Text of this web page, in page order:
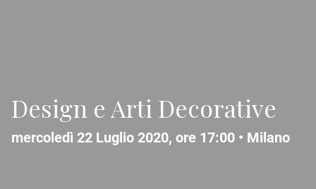
Design e Arti Decorative
mercoledì 22 Luglio 2020, ore 17:00 • Milano